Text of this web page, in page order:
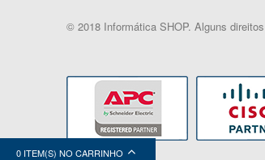
© 2018 Informática SHOP. Alguns
0 ITEM(S) NO CARRINHO